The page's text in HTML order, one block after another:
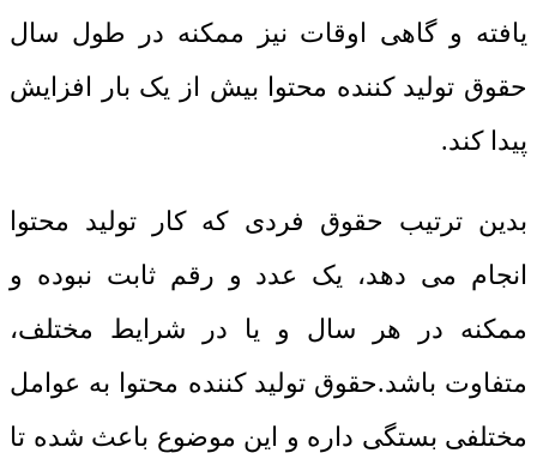
یافته و گاهی اوقات نیز ممکنه در طول سال
حقوق تولید کننده محتوا بیش از یک بار افزایش
پیدا کند.
بدین ترتیب حقوق فردی که کار تولید محتوا
انجام می دهد، یک عدد و رقم ثابت نبوده و
ممکنه در هر سال و یا در شرایط مختلف،
متفاوت باشد.حقوق تولید کننده محتوا به عوامل
مختلفی بستگی داره و این موضوع باعث شده تا